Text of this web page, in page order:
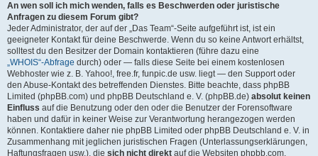
An wen soll ich mich wenden, falls es Beschwerden oder juristische
Anfragen zu diesem Forum gibt?
Jeder Administrator, der auf der „Das Team“-Seite aufgeführt ist, ist ein
geeigneter Kontakt für deine Beschwerde. Wenn du so keine Antwort erhältst,
solltest du den Besitzer der Domain kontaktieren (führe dazu eine
„WHOIS“-Abfrage durch) oder — falls diese Seite bei einem kostenlosen
Webhoster wie z. B. Yahoo!, free.fr, funpic.de usw. liegt — den Support oder
den Abuse-Kontakt des betreffenden Dienstes. Bitte beachte, dass phpBB
Limited (phpBB.com) und phpBB Deutschland e. V. (phpBB.de) absolut keinen
Einfluss auf die Benutzung oder den oder die Benutzer der Forensoftware
haben und dafür in keiner Weise zur Verantwortung herangezogen werden
können. Kontaktiere daher nie phpBB Limited oder phpBB Deutschland e. V. in
Zusammenhang mit jeglichen juristischen Fragen (Unterlassungserklärungen,
Haftungsfragen usw.), die sich nicht direkt auf die Websiten phpbb.com,